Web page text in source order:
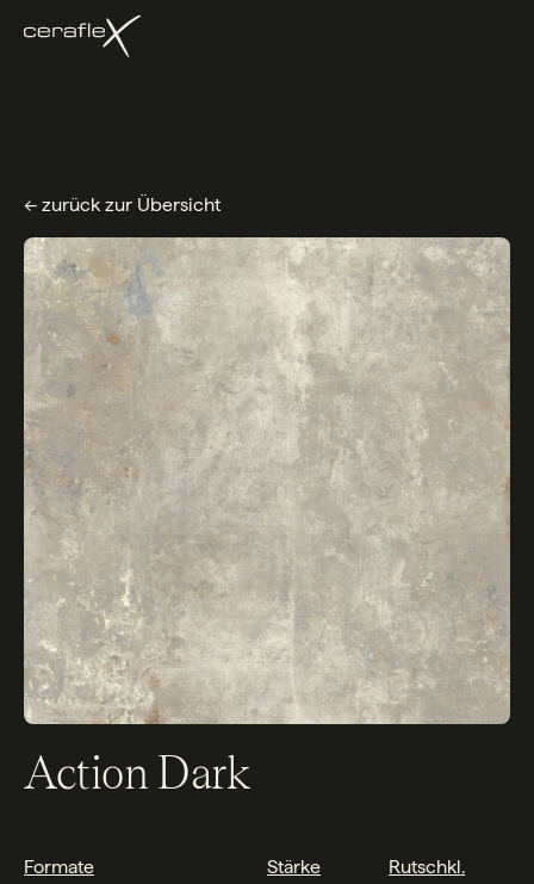
← zurück zur Übersicht
Action Dark
Formate Stärke
Rutschkl.